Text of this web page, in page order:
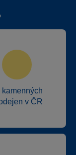
kamenných
v ČR